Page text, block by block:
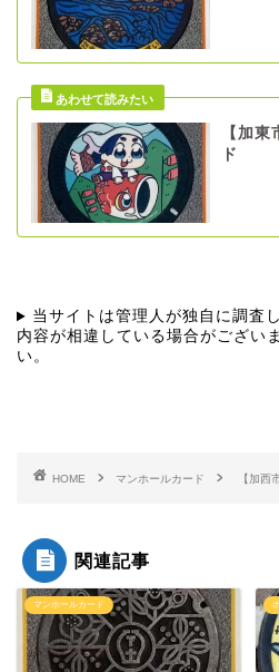
【加
ド
当サイトは管理人が独自に調査
内容が相違している場合がござい
い。
HOME マンホールカード 【加西
関連記事
マンホールカード